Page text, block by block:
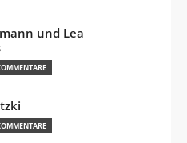
und Lea